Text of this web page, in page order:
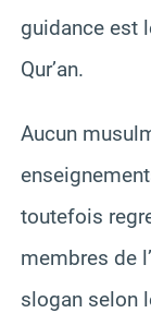
guidance est
Qur’an.
Aucun
toutefois
membres de
slogan selon